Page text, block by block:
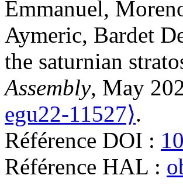
Emmanuel,
Aymeric, Bardet
the saturnian
Assembly, May
egu22-11527⟩.
Référence DOI :
Référence HAL :